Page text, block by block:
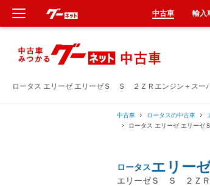
ロータス エリーゼ エリーゼＳ Ｓ ２ＺＲエンジン＋スー
中古車 ロータスの中古車
ロータス エリーゼ エリー
ロータスエリー
エリーゼＳ Ｓ ２ＺＲ
中古車 輸入
新車
中古車